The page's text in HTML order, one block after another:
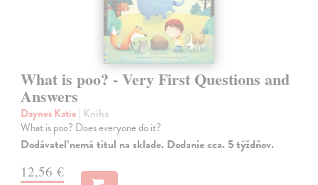
What is poo? - Very First Questions and
Answers
Daynes Katie | Kniha
What is poo? Does everyone do it?
Dodávateľ nemá titul na sklade. Dodanie cca. 5 týždňov.
12,56 €